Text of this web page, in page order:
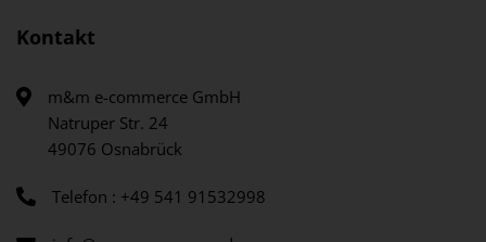
Kontakt
m&m e-commerce GmbH
Natruper Str. 24
49076 Osnabrück
Telefon : +49 541 91532998